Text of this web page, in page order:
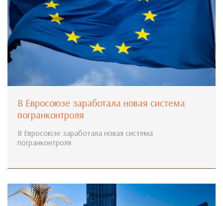
В Евросоюзе заработала новая система
погранконтроля
В Евросоюзе заработала новая система
погранконтроля